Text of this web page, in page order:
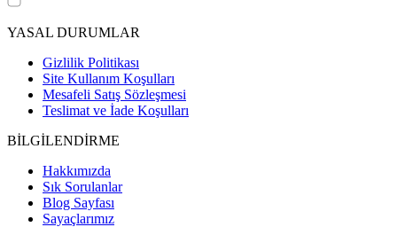
YASAL DURUMLAR
Gizlilik Politikası
Site Kullanım Koşulları
Mesafeli Satış Sözleşmesi
Teslimat ve İade Koşulları
BİLGİLENDİRME
Hakkımızda
Sık Sorulanlar
Blog Sayfası
Sayaçlarımız